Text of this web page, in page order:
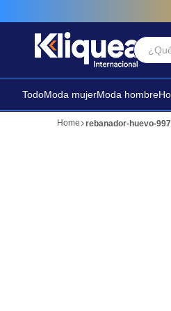
¿Qué
TodoModa mujerModa hombre
rebanador-huevo-
2.